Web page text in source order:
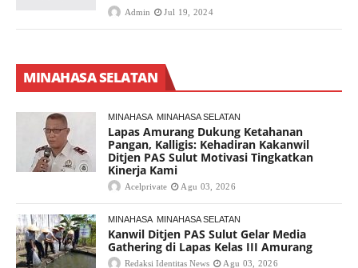
Admin Jul 19, 2024
MINAHASA SELATAN
MINAHASA MINAHASA SELATAN
Lapas Amurang Dukung Ketahanan
Pangan, Kalligis: Kehadiran Kakanwil
Ditjen PAS Sulut Motivasi Tingkatkan
Kinerja Kami
Acelprivate Agu 03, 2026
MINAHASA MINAHASA SELATAN
Kanwil Ditjen PAS Sulut Gelar Media
Gathering di Lapas Kelas III Amurang
Redaksi Identitas News Agu 03, 2026